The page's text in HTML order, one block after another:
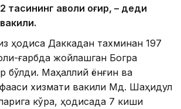
тасининг аҳволи оғир, – деди
ҳодиса Даккадан тахминан 197
ғарбда жойлашган Богра
бўлди. Маҳаллий ёнғин ва
хизмати вакили Мд. Шаҳидул
кўра, ҳодисада 7 киши